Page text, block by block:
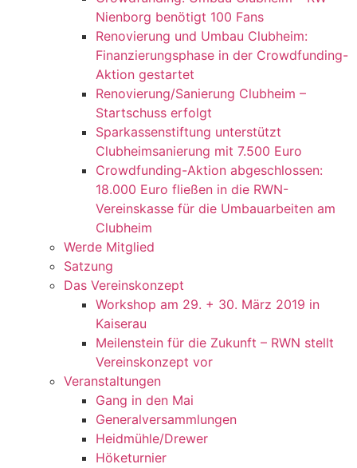
Nienborg benötigt 100 Fans
Renovierung und Umbau Clubheim:
Finanzierungsphase in der Crowdfunding-
Aktion gestartet
Renovierung/Sanierung Clubheim –
Startschuss erfolgt
Sparkassenstiftung unterstützt
Clubheimsanierung mit 7.500 Euro
Crowdfunding-Aktion abgeschlossen:
18.000 Euro fließen in die RWN-
Vereinskasse für die Umbauarbeiten am
Clubheim
Werde Mitglied
Satzung
Das Vereinskonzept
Workshop am 29. + 30. März 2019 in
Kaiserau
Meilenstein für die Zukunft – RWN stellt
Vereinskonzept vor
Veranstaltungen
Gang in den Mai
Generalversammlungen
Heidmühle/Drewer
Höketurnier